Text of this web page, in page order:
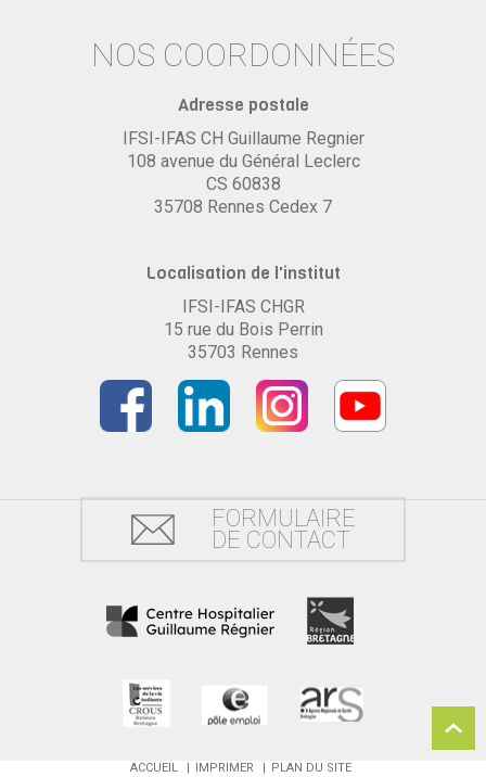
NOS COORDONNÉES
Adresse postale
IFSI-IFAS CH Guillaume Regnier
108 avenue du Général Leclerc
CS 60838
35708 Rennes Cedex 7
Localisation de l'institut
IFSI-IFAS CHGR
15 rue du Bois Perrin
35703 Rennes
FORMULAIRE
DE CONTACT
ACCUEIL IMPRIMER PLAN DU SITE